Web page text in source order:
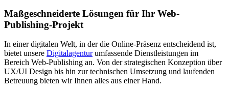
Maßgeschneiderte Lösungen für Ihr Web-
Publishing-Projekt
In einer digitalen Welt, in der die Online-Präsenz entscheidend ist,
bietet unsere Digitalagenturumfassende Dienstleistungen im
Bereich Web-Publishing an. Von der strategischen Konzeption über
UX/UI Design bis hin zur technischen Umsetzung und laufenden
Betreuung bieten wir Ihnen alles aus einer Hand.